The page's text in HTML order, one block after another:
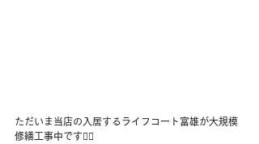
ただいま当店の入居するライフコート富雄が大規模
修繕工事中です👷‍♂️